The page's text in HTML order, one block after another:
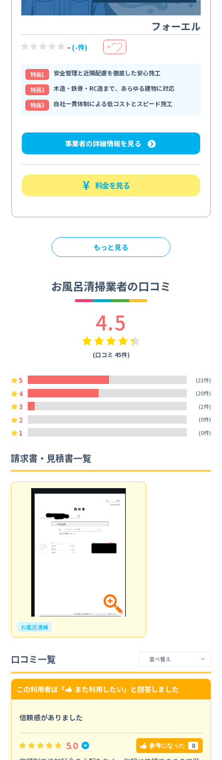
フォーエル
- (-件) ＋
特⻑1
安全管理と近隣配慮を徹底した安心施工
特⻑2
木造・鉄骨・RC造まで、あらゆる建物に対応
特⻑3
自社一貫体制による低コストとスピード施工
事業者の詳細情報を見る
料金を見る
もっと見る
お風呂清掃業者の口コミ
4.5
(口コミ 45件)
5 (23件)
4 (20件)
3 (2件)
2 (0件)
1 (0件)
請求書・見積書一覧
お風呂清掃
口コミ一覧
この利用者は「 また利用したい」と回答しました
信頼感がありました
5.0 参考になった 0